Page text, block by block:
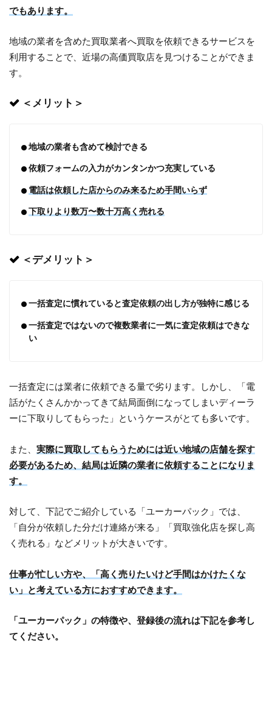
でもあります。
地域の業者を含めた買取業者へ買取を依頼できるサービスを
利用することで、近場の高価買取店を見つけることができま
す。
＜メリット＞
地域の業者も含めて検討できる
依頼フォームの入力がカンタンかつ充実している
電話は依頼した店からのみ来るため手間いらず
下取りより数万〜数十万高く売れる
＜デメリット＞
一括査定に慣れていると査定依頼の出し方が独特に感じる
一括査定ではないので複数業者に一気に査定依頼はできな
い
一括査定には業者に依頼できる量で劣ります。しかし、「電
話がたくさんかかってきて結局面倒になってしまいディーラ
ーに下取りしてもらった」というケースがとても多いです。
また、実際に買取してもらうためには近い地域の店舗を探す
必要があるため、結局は近隣の業者に依頼することになりま
す。
対して、下記でご紹介している「ユーカーパック」では、
「自分が依頼した分だけ連絡が来る」「買取強化店を探し高
く売れる」などメリットが大きいです。
仕事が忙しい方や、「高く売りたいけど手間はかけたくな
い」と考えている方におすすめできます。
「ユーカーパック」の特徴や、登録後の流れは下記を参考し
てください。